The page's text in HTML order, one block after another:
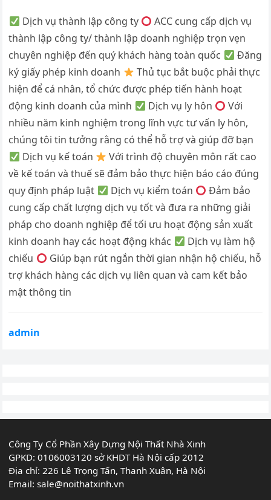
Dịch vụ thành lập công ty
ACC cung cấp dịch vụ
thành lập công ty/ thành lập doanh nghiệp trọn vẹn
chuyên nghiệp đến quý khách hàng toàn quốc
Đăng
ký giấy phép kinh doanh
Thủ tục bắt buộc phải thực
hiện để cá nhân, tổ chức được phép tiến hành hoạt
động kinh doanh của mình
Dịch vụ ly hôn
Với
nhiều năm kinh nghiệm trong lĩnh vực tư vấn ly hôn,
chúng tôi tin tưởng rằng có thể hỗ trợ và giúp đỡ bạn
Dịch vụ kế toán
Với trình độ chuyên môn rất cao
về kế toán và thuế sẽ đảm bảo thực hiện báo cáo đúng
quy định pháp luật
Dịch vụ kiểm toán
Đảm bảo
cung cấp chất lượng dịch vụ tốt và đưa ra những giải
pháp cho doanh nghiệp để tối ưu hoạt động sản xuất
kinh doanh hay các hoạt động khác
Dịch vụ làm hộ
chiếu
Giúp bạn rút ngắn thời gian nhận hộ chiếu, hỗ
trợ khách hàng các dịch vụ liên quan và cam kết bảo
mật thông tin
admin
Công Ty Cổ Phần Xây Dựng Nội Thất Nhà Xinh
GPKD: 0106003120 sở KHDT Hà Nội cấp 2012
Địa chỉ: 226 Lê Trọng Tấn, Thanh Xuân, Hà Nội
Email:sale@noithatxinh.vn